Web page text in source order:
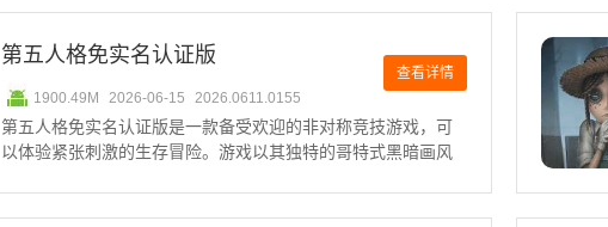
第五人格免实名认证版
1900.49M 2026-06-15 2026.0611.0155
查看详情
第五人格免实名认证版是一款备受欢迎的非对称竞技游戏，可
以体验紧张刺激的生存冒险。游戏以其独特的哥特式黑暗画风